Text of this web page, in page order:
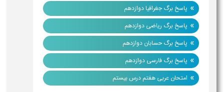
» پاسخ برگ جغرافیا دوازدهم
» پاسخ برگ ریاضی دوازدهم
» پاسخ برگ حسابان دوازدهم
» پاسخ برگ فارسی دوازدهم
» امتحان عربی هفتم درس بیستم